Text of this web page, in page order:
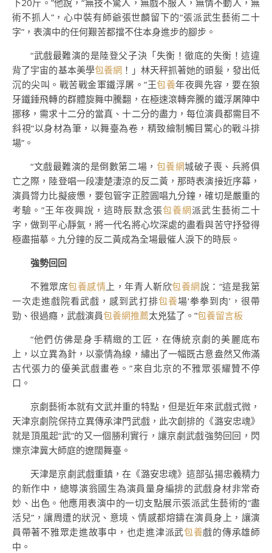
下20斤。”他說，“無技不驚人，無戲不服人，無情不動人，無
術不抓人”，心中裝有師爺張世麟留下的“張派武生藝術二十
字”，表演中的任何艱苦都擋不住本身進步的腳步。
“武戲最難演的是陸登父子決「失衡！徹底的失衡！這違
背了宇宙的基本美學包養網 ！」林天秤抓著她的頭髮，發出低
沉的尖叫。戰苦戰金軍鐵浮屠。”王包養年夜興先容，要在狼
牙鐵錘飛轉的群體旋舞中騰翻，在極速滾轉奔騰的鐵浮屠陣中
挪移，需求十二分的當真、十二分的盡力，每位演員都需目不
斜視“以身材為筆，以舞臺為卷，精致繪制觸目驚心的戰斗排
場”。
“文戲最難演的是倒數第二場， 包養網城破子喪、兵將俱
亡之際，陸登唱一段凄楚淒涼的反二黃，那時表演接近序幕，
演員膂力比擬疲憊，要包管字正腔圓唱九分鐘，確切是嚴重的
考驗。”王年夜興說，這時辰默念張包養網派武生藝術二十
字，做到平心靜氣，將一代名將心坎深處的盡看與苦守抒發得
極盡描摹。九分鐘的反二黃成為全場最催人淚下的時辰。
強勢回回
不雅眾席包養感情 上，年青人靳欣包養網說：“這是我第
一次走進戲院看武戲，感到武打排包養場‘拳拳到肉’，很帶
勁、很過癮，武戲演員包養網推薦太兇猛了。”包養留言板
“他們仿佛是身手精緻的工匠，在傳統京劇的美麗底布
上，以立異為針，以豪情為線，繡出了一幅既古意盎然又佈滿
古代張力的優美武戲畫卷。”來自北京的不雅眾張耀贊不停
口。
京劇藝術本就有文武并重的特點，但是近年來武戲式微，
天津京劇院保持立異傳承津門武戲，此次創排的《潞安忠魂》
就是頂風起“武”的又一個勝利實行，讓京劇武戲強勢回回，閃
爍京津冀大師庭的遼闊舞臺。
天津是京劇武戲重鎮，在《潞安忠魂》這部弘揚忠義精力
的新作中，總導演翁國生為演員量身編排的武戲身材非常奇
妙、出色。他應用表演中的一切支點展示張派武生藝術的“盡
活兒”，讓周遭的狀況、意境、情感都熔鑄在演員身上，讓演
員帶著不雅眾走進故事中，也走進津派武包養戲的傳承雄師
中。